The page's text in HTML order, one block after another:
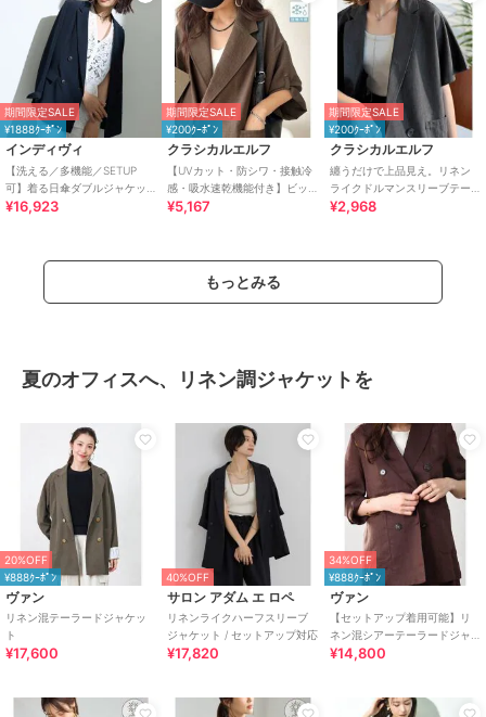
期間限定SALE
¥1888ｸｰﾎﾟﾝ
インディヴィ
【洗える／多機能／SETUP
可】着る日傘ダブルジャケッ
ト
¥16,923
期間限定SALE
¥200ｸｰﾎﾟﾝ
クラシカルエルフ
【UVカット・防シワ・接触冷
感・吸水速乾機能付き】ビッ
グシルエットハーフスリーブ
¥5,167
期間限定SALE
¥200ｸｰﾎﾟﾝ
クラシカルエルフ
纏うだけで上品見え。リネン
ライクドルマンスリーブテー
ラードダブルジャケット（半
¥2,968
もっとみる
夏のオフィスへ、リネン調ジャケットを
20%OFF
¥888ｸｰﾎﾟﾝ
ヴァン
リネン混テーラードジャケッ
ト
¥17,600
40%OFF
サロン アダム エ ロペ
リネンライクハーフスリーブ
ジャケット / セットアップ対応
¥17,820
34%OFF
¥888ｸｰﾎﾟﾝ
ヴァン
【セットアップ着用可能】リ
ネン混シアーテーラードジャ
ケット
¥14,800